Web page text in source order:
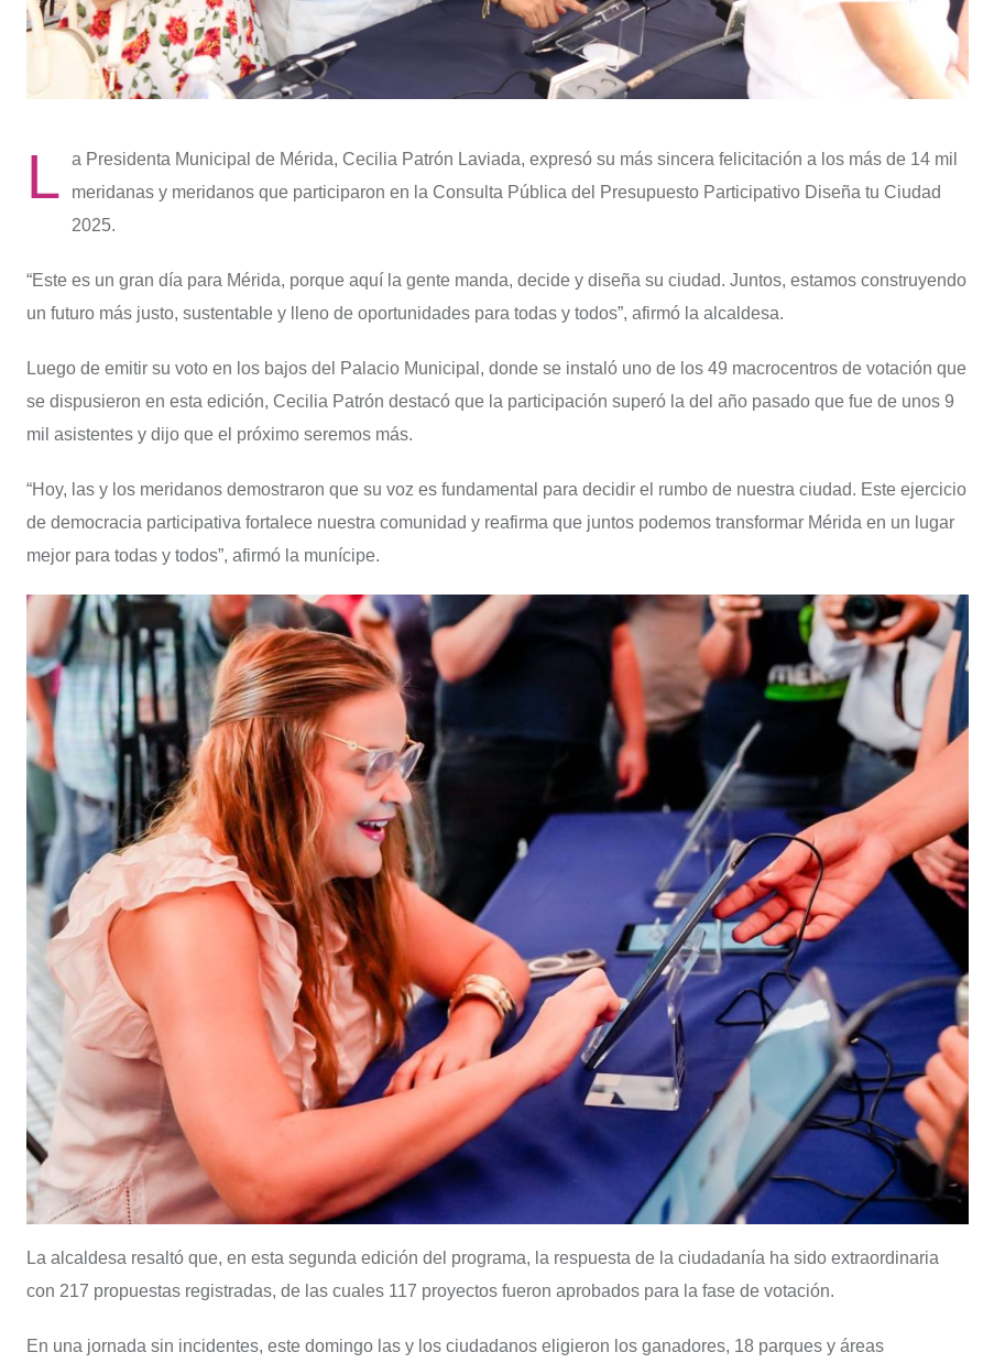
L
a Presidenta Municipal de Mérida, Cecilia Patrón Laviada, expresó su más sincera felicitación a los más de 14 mil
meridanas y meridanos que participaron en la Consulta Pública del Presupuesto Participativo Diseña tu Ciudad
2025.
“Este es un gran día para Mérida, porque aquí la gente manda, decide y diseña su ciudad. Juntos, estamos construyendo
un futuro más justo, sustentable y lleno de oportunidades para todas y todos”, afirmó la alcaldesa.
Luego de emitir su voto en los bajos del Palacio Municipal, donde se instaló uno de los 49 macrocentros de votación que
se dispusieron en esta edición, Cecilia Patrón destacó que la participación superó la del año pasado que fue de unos 9
mil asistentes y dijo que el próximo seremos más.
“Hoy, las y los meridanos demostraron que su voz es fundamental para decidir el rumbo de nuestra ciudad. Este ejercicio
de democracia participativa fortalece nuestra comunidad y reafirma que juntos podemos transformar Mérida en un lugar
mejor para todas y todos”, afirmó la munícipe.
La alcaldesa resaltó que, en esta segunda edición del programa, la respuesta de la ciudadanía ha sido extraordinaria
con 217 propuestas registradas, de las cuales 117 proyectos fueron aprobados para la fase de votación.
En una jornada sin incidentes, este domingo las y los ciudadanos eligieron los ganadores, 18 parques y áreas